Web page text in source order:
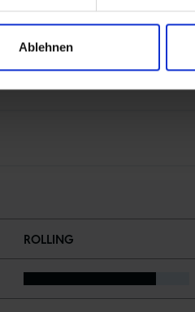
Ablehnen
ROLLING